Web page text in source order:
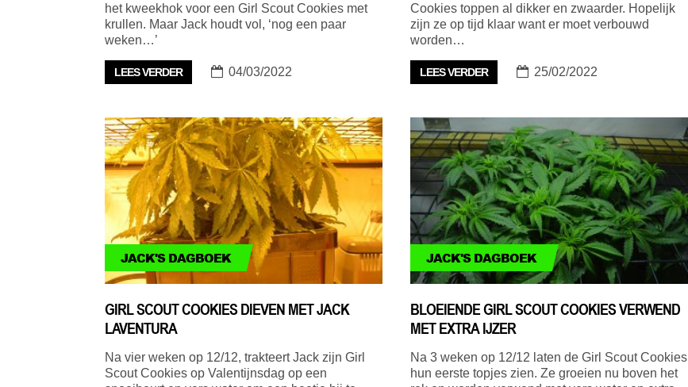
het kweekhok voor een Girl Scout Cookies met
krullen. Maar Jack houdt vol, ‘nog een paar
weken…’
LEES VERDER 04/03/2022
Cookies toppen al dikker en zwaarder. Hopelijk
zijn ze op tijd klaar want er moet verbouwd
worden…
LEES VERDER 25/02/2022
JACK'S DAGBOEK
GIRL SCOUT COOKIES DIEVEN MET JACK
LAVENTURA
Na vier weken op 12/12, trakteert Jack zijn Girl
Scout Cookies op Valentijnsdag op een
JACK'S DAGBOEK
BLOEIENDE GIRL SCOUT COOKIES VERWEND
MET EXTRA IJZER
Na 3 weken op 12/12 laten de Girl Scout Cookies
hun eerste topjes zien. Ze groeien nu boven het